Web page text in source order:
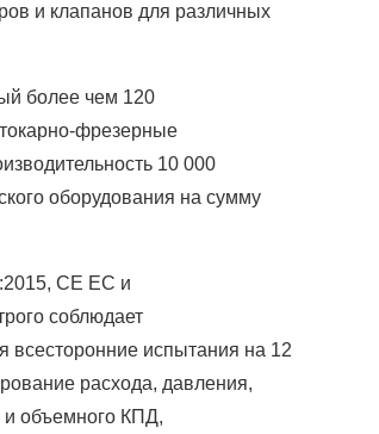
и клапанов для различных
более чем 120
фрезерные
10 000
оборудования на сумму
CE ЕС и
соблюдает
всесторонние испытания на 12
расхода, давления,
и объемного КПД,